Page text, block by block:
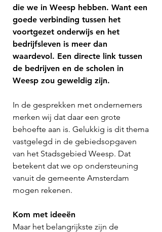
die we in Weesp hebben. Want een
goede verbinding tussen het
voortgezet onderwijs en het
bedrijfsleven is meer dan
waardevol. Een directe link tussen
de bedrijven en de scholen in
Weesp zou geweldig zijn.
In de gesprekken met ondernemers
merken wij dat daar een grote
behoefte aan is. Gelukkig is dit thema
vastgelegd in de gebiedsopgaven
van het Stadsgebied Weesp. Dat
betekent dat we op ondersteuning
vanuit de gemeente Amsterdam
mogen rekenen.
Kom met ideeën
Maar het belangrijkste zijn de